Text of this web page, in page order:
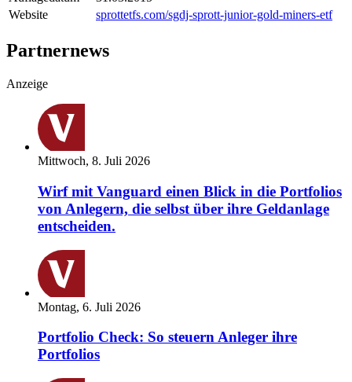
Website
sprottetfs.com/sgdj-sprott-junior-gold-miners-etf
Partnernews
Anzeige
Mittwoch, 8. Juli 2026
Wirf mit Vanguard einen Blick in die Portfolios
von Anlegern, die selbst über ihre Geldanlage
entscheiden.
Montag, 6. Juli 2026
Portfolio Check: So steuern Anleger ihre
Portfolios